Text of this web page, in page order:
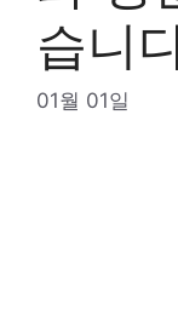
습니
01월 01일